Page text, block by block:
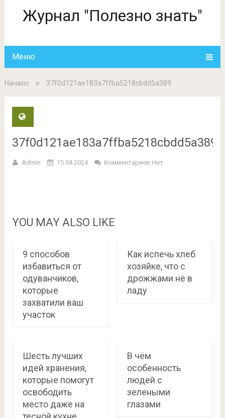
Журнал "Полезно знать"
Меню
Начало 37f0d121ae183a7ffba5218cbdd5a389
37f0d121ae183a7ffba5218cbdd5a389
Admin 15.04.2024 Комментариев Нет
YOU MAY ALSO LIKE
9 способов
избавиться от
одуванчиков,
которые
захватили ваш
участок
Как испечь хлеб
хозяйке, что с
дрожжами не в
ладу
Шесть лучших
идей хранения,
которые помогут
освободить
место даже на
В чём
особенность
людей с
зелеными
глазами